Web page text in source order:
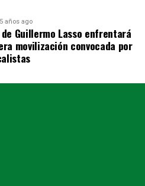
pesada.
5 años ago
Guillermo Lasso enfrentará
movilización convocada por